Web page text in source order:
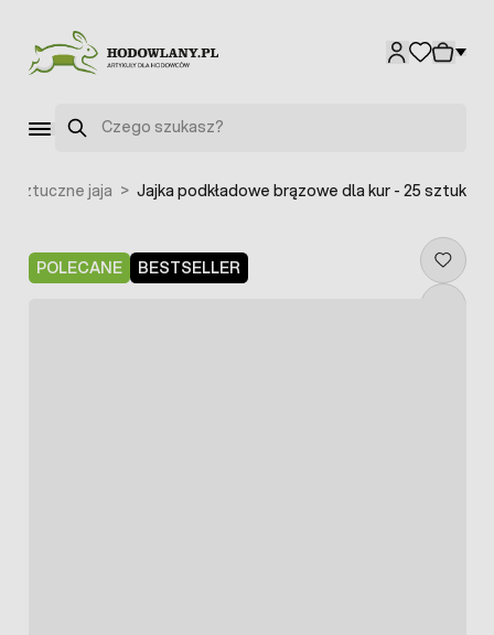
Szukaj
Sztuczne jaja > Jajka podkładowe brązowe dla kur - 25 sztuk
POLECANE BESTSELLER